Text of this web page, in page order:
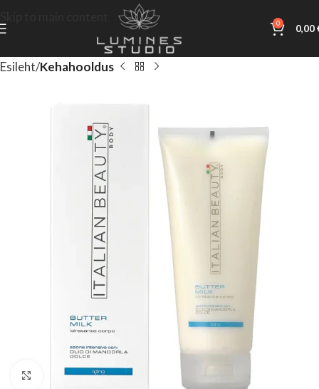
0 0,00
Esileht Kehahooldus
Suurenda